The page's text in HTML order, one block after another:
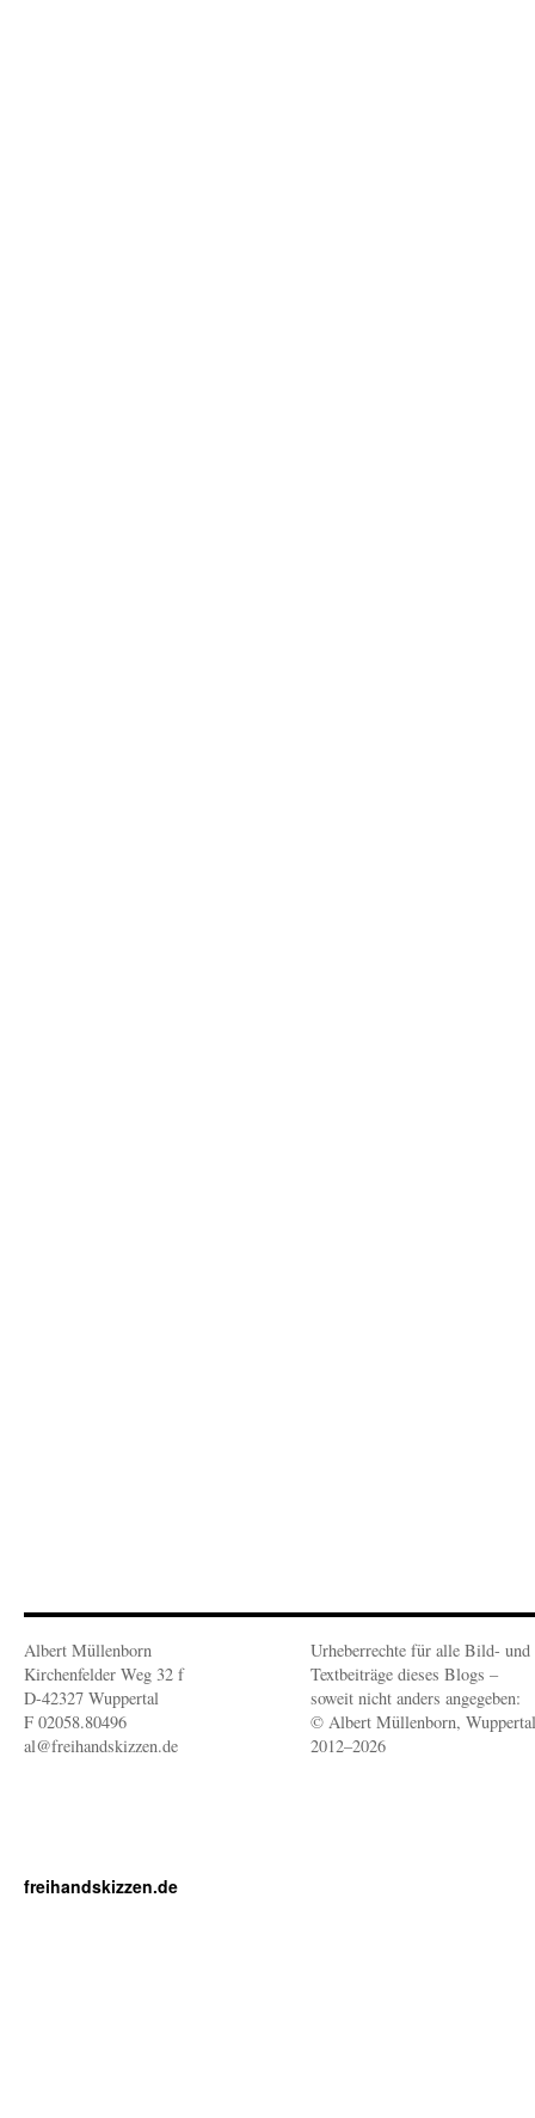
Albert Müllenborn
Kirchenfelder Weg 32 f
D-42327 Wuppertal
F 02058.80496
al@freihandskizzen.de
Urheberrechte für alle Bild- und
Textbeiträge dieses Blogs –
soweit nicht anders angegeben:
© Albert Müllenborn, Wuppertal
2012–2026
freihandskizzen.de